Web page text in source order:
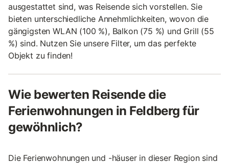
ausgestattet sind, was Reisende sich vorstellen. Sie
bieten unterschiedliche Annehmlichkeiten, wovon die
gängigsten WLAN (100 %), Balkon (75 %) und Grill (55
%) sind. Nutzen Sie unsere Filter, um das perfekte
Objekt zu finden!
Wie bewerten Reisende die
Ferienwohnungen in Feldberg für
gewöhnlich?
Die Ferienwohnungen und -häuser in dieser Region sind